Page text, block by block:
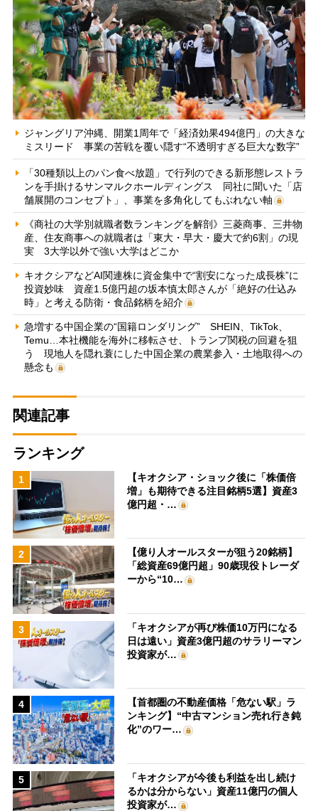
ジャングリア沖縄、開業1周年で「経済効果494億円」の大きな
ミスリード 事業の苦戦を覆い隠す“不透明すぎる巨大な数字”
「30種類以上のパン食べ放題」で行列のできる新形態レストラ
ンを手掛けるサンマルクホールディングス 同社に聞いた「店
舗展開のコンセプト」、事業を多角化してもぶれない軸
《商社の大学別就職者数ランキングを解剖》三菱商事、三井物
産、住友商事への就職者は「東大・早大・慶大で約6割」の現
実 3大学以外で強い大学はどこか
キオクシアなどAI関連株に資金集中で“割安になった成長株”に
投資妙味 資産1.5億円超の坂本慎太郎さんが「絶好の仕込み
時」と考える防衛・食品銘柄を紹介
急増する中国企業の“国籍ロンダリング” SHEIN、TikTok、
Temu…本社機能を海外に移転させ、トランプ関税の回避を狙
う 現地人を隠れ蓑にした中国企業の農業参入・土地取得への
懸念も
関連記事
ランキング
1
【キオクシア・ショック後に「株価倍
増」も期待できる注目銘柄5選】資産3
億円超・…
2
【億り人オールスターが狙う20銘柄】
「総資産69億円超」90歳現役トレーダ
ーから“10…
3
「キオクシアが再び株価10万円になる
日は遠い」資産3億円超のサラリーマン
投資家が…
4
【首都圏の不動産価格「危ない駅」ラ
ンキング】“中古マンション売れ行き鈍
化”のワー…
5
「キオクシアが今後も利益を出し続け
るかは分からない」資産11億円の個人
投資家が…